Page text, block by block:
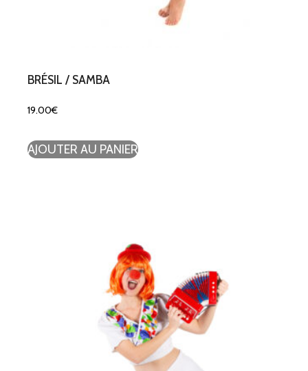
BRÉSIL / SAMBA
19.00€
AJOUTER AU PANIER